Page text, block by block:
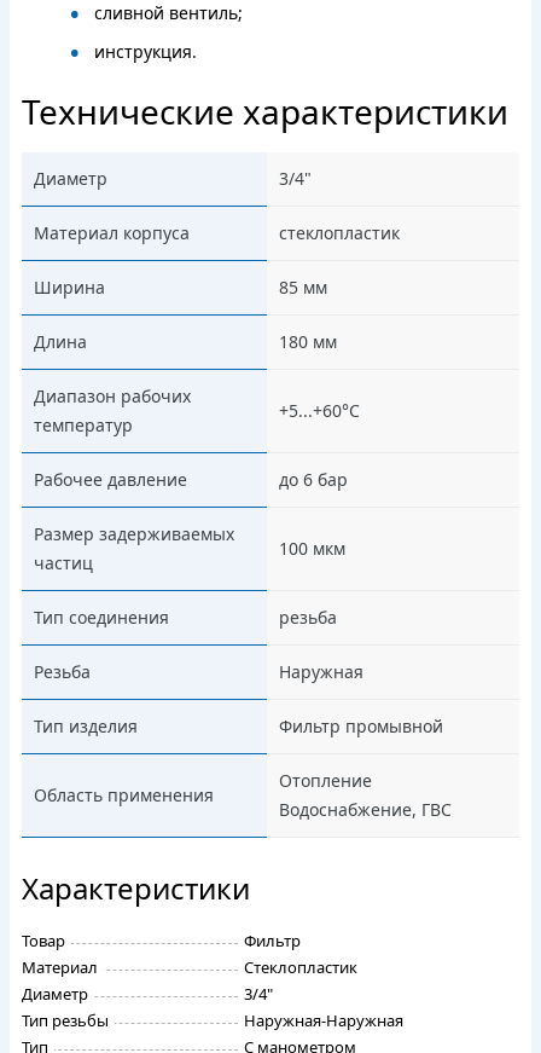
сливной вентиль;
инструкция.
Технические характеристики
Диаметр 3/4"
Материал корпуса стеклопластик
Ширина 85 мм
Длина 180 мм
Диапазон рабочих
температур
+5...+60°С
Рабочее давление до 6 бар
Размер задерживаемых
частиц
100 мкм
Тип соединения резьба
Резьба Наружная
Тип изделия Фильтр промывной
Область применения
Отопление
Водоснабжение, ГВС
Характеристики
Товар
Фильтр
Материал
Стеклопластик
Диаметр
3/4"
Тип резьбы
Наружная-Наружная
Тип
С манометром